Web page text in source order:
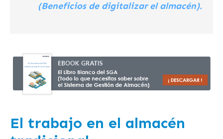
(Beneficios de digitalizar el almacén).
El trabajo en el almacén